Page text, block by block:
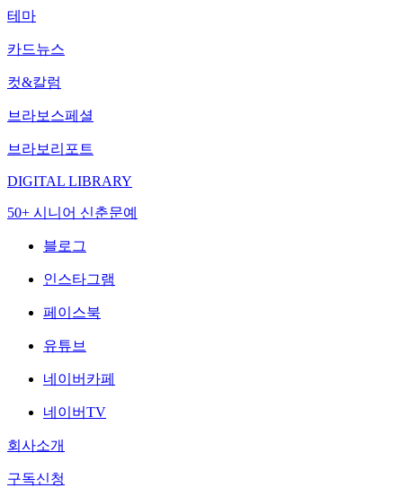
테마
카드뉴스
컷&칼럼
브라보스페셜
브라보리포트
DIGITAL LIBRARY
50+ 시니어 신춘문예
블로그
인스타그램
페이스북
유튜브
네이버카페
네이버TV
회사소개
구독신청